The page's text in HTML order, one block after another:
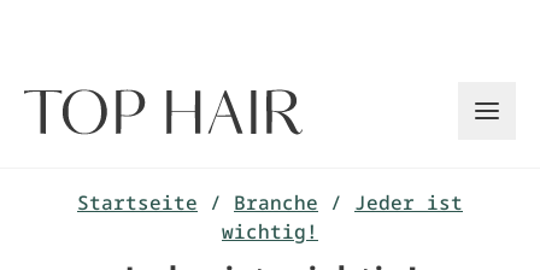
Startseite / Branche / Jeder ist
wichtig!